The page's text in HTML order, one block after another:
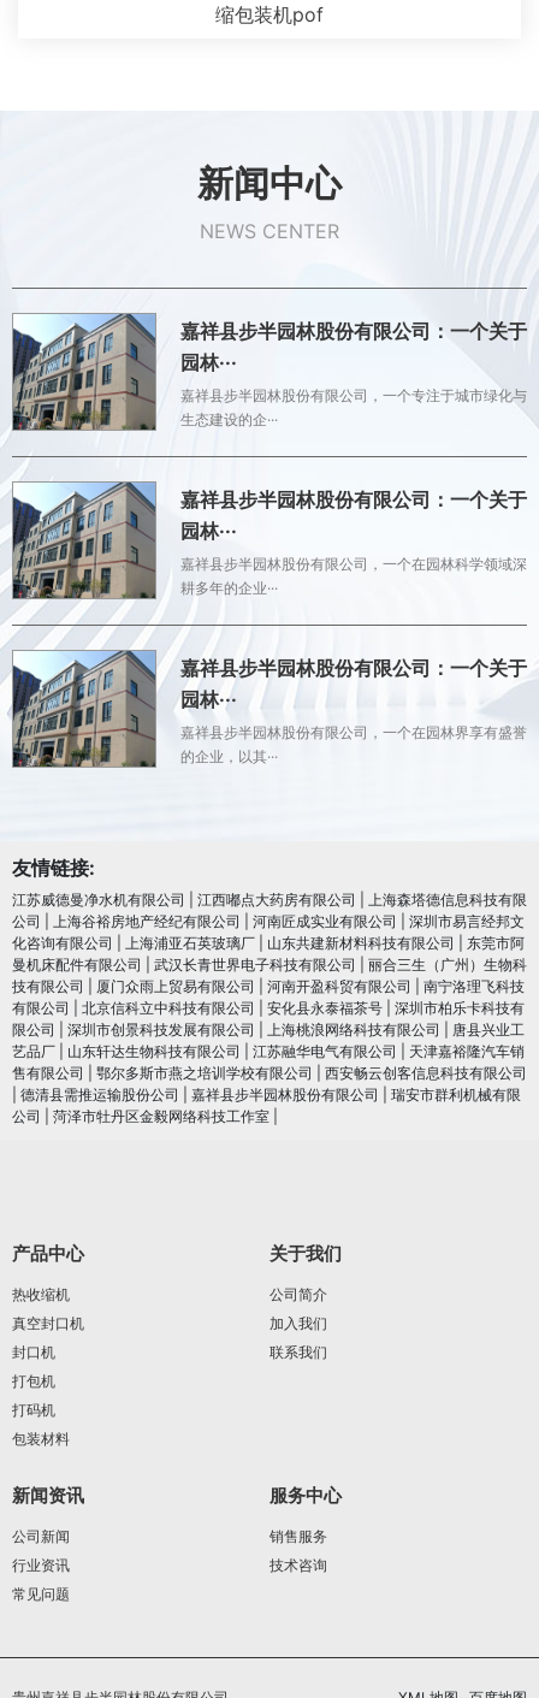
缩包装机pof
新闻中心
NEWS CENTER
嘉祥县步半园林股份有限公司：一个关于
园林···
嘉祥县步半园林股份有限公司，一个专注于城市绿化与
生态建设的企···
嘉祥县步半园林股份有限公司：一个关于
园林···
嘉祥县步半园林股份有限公司，一个在园林科学领域深
耕多年的企业···
嘉祥县步半园林股份有限公司：一个关于
园林···
嘉祥县步半园林股份有限公司，一个在园林界享有盛誉
的企业，以其···
友情链接:
江苏威德曼净水机有限公司 江西嘟点大药房有限公司
上海森塔德信息科技有限
公司
上海谷裕房地产经纪有限公司 河南匠成实业有限公司
深圳市易言经邦文
化咨询有限公司
上海浦亚石英玻璃厂 山东共建新材料科技有限公司
东莞市阿
曼机床配件有限公司
武汉长青世界电子科技有限公司
丽合三生（广州）生物科
技有限公司
厦门众雨上贸易有限公司 河南开盈科贸有限公司
南宁洛理飞科技
有限公司
北京信科立中科技有限公司 安化县永泰福茶号
深圳市柏乐卡科技有
限公司
深圳市创景科技发展有限公司 上海桃浪网络科技有限公司
唐县兴业工
艺品厂
山东轩达生物科技有限公司 江苏融华电气有限公司
天津嘉裕隆汽车销
售有限公司
鄂尔多斯市燕之培训学校有限公司
西安畅云创客信息科技有限公司
德清县需推运输股份公司 嘉祥县步半园林股份有限公司
瑞安市群利机械有限
公司
菏泽市牡丹区金毅网络科技工作室
产品中心
热收缩机
真空封口机
封口机
打包机
打码机
包装材料
关于我们
公司简介
加入我们
联系我们
新闻资讯
公司新闻
行业资讯
常见问题
服务中心
销售服务
技术咨询